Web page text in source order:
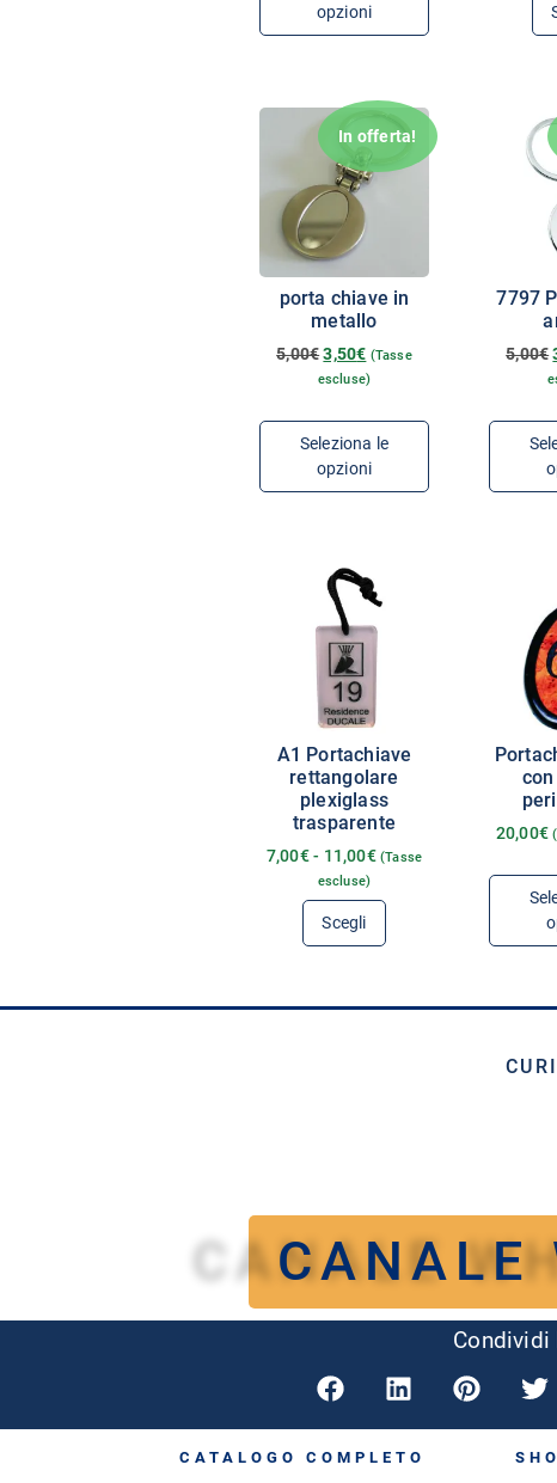
opzioni
In offerta!
porta chiave in
metallo
5,00€ 3,50€ (Tasse
escluse)
Seleziona le
opzioni
7797
5,00€
A1 Portachiave
rettangolare
plexiglass
trasparente
7,00€ - 11,00€ (Tasse
escluse)
Scegli
20,00€
CANALE
Condividi
CATALOGO COMPLETO